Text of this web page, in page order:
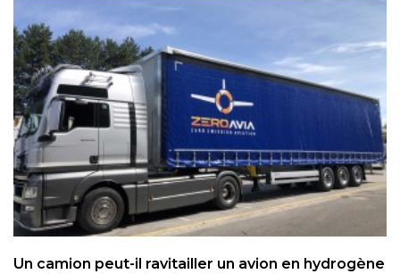
Un camion peut-il ravitailler un avion en hydrogène